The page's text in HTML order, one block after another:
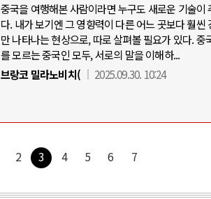
중국을 여행해본 사람이라면 누구도 새로운 기술이
다. 내가 보기엔 그 영향력이 다른 어느 곳보다 훨
만 나타나는 현상으로, 따로 살펴볼 필요가 있다.
를 모르는 중국인 모두, 서로의 말을 이해하...
브랑코 밀라노비치(
2025.09.30. 10:24
2 3 4 5 6 7